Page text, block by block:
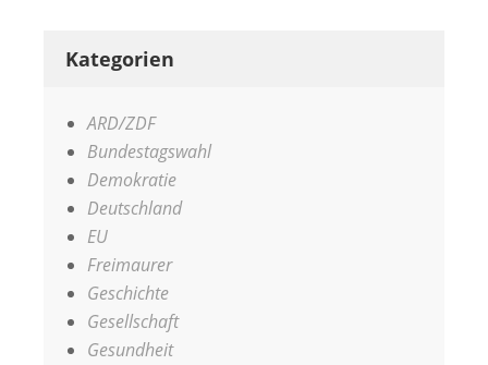
Kategorien
ARD/ZDF
Bundestagswahl
Demokratie
Deutschland
EU
Freimaurer
Geschichte
Gesellschaft
Gesundheit